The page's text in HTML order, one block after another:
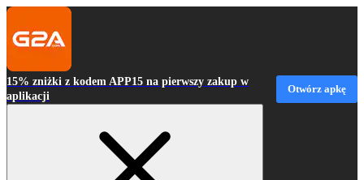
15% zniżki z kodem APP15 na pierwszy zakup w
aplikacji
Otwórz apkę